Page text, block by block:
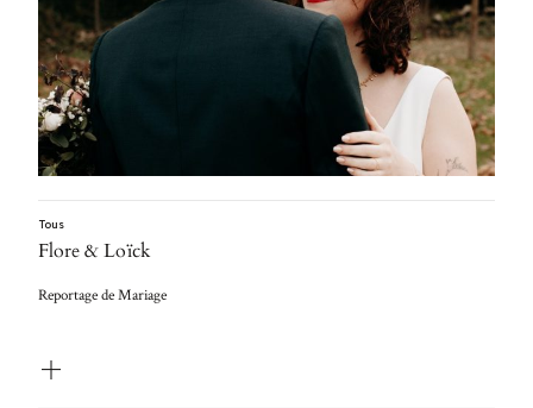
Tous
Flore & Loïck
Reportage de Mariage